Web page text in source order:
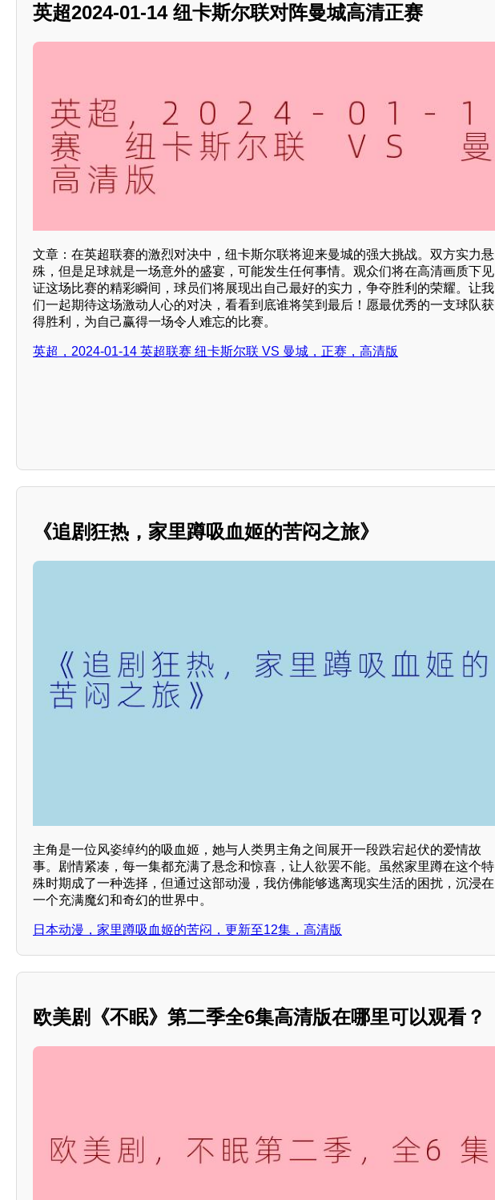
英超2024-01-14 纽卡斯尔联对阵曼城高清正赛
文章：在英超联赛的激烈对决中，纽卡斯尔联将迎来曼城的强大挑战。双方实力悬
殊，但是足球就是一场意外的盛宴，可能发生任何事情。观众们将在高清画质下见
证这场比赛的精彩瞬间，球员们将展现出自己最好的实力，争夺胜利的荣耀。让我
们一起期待这场激动人心的对决，看看到底谁将笑到最后！愿最优秀的一支球队获
得胜利，为自己赢得一场令人难忘的比赛。
英超，2024-01-14 英超联赛 纽卡斯尔联 VS 曼城，正赛，高清版
《追剧狂热，家里蹲吸血姬的苦闷之旅》
主角是一位风姿绰约的吸血姬，她与人类男主角之间展开一段跌宕起伏的爱情故
事。剧情紧凑，每一集都充满了悬念和惊喜，让人欲罢不能。虽然家里蹲在这个特
殊时期成了一种选择，但通过这部动漫，我仿佛能够逃离现实生活的困扰，沉浸在
一个充满魔幻和奇幻的世界中。
日本动漫，家里蹲吸血姬的苦闷，更新至12集，高清版
欧美剧《不眠》第二季全6集高清版在哪里可以观看？